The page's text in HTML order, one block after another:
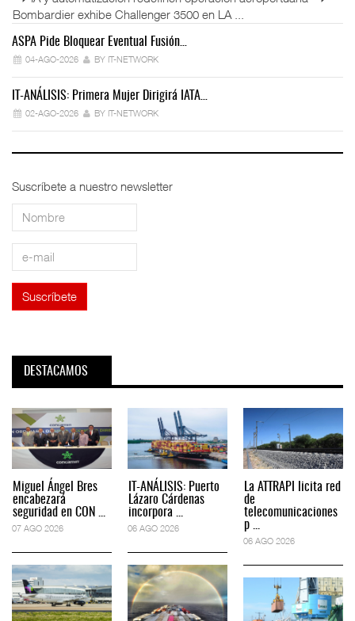
Bombardier exhibe Challenger 3500 en LA ...
ASPA Pide Bloquear Eventual Fusión…
04-AGO-2026 BY IT-NETWORK
IT-ANÁLISIS: Primera Mujer Dirigirá IATA…
02-AGO-2026 BY IT-NETWORK
Suscríbete a nuestro newsletter
DESTACAMOS
Miguel Ángel Bres
encabezará
seguridad en CON ...
07 AGO 2026
IT-ANÁLISIS: Puerto
Lázaro Cárdenas
incorpora ...
06 AGO 2026
La ATTRAPI licita red
de
telecomunicaciones
p ...
06 AGO 2026